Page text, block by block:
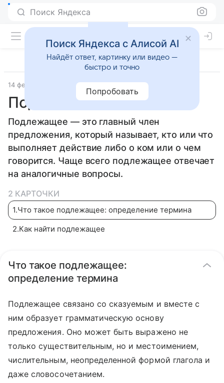
Поиск Яндекса
14 февраля 2026 Дети Mail Русский язык и литература
Подлежащее
Подлежащее — это главный член
предложения, который называет, кто или что
выполняет действие либо о ком или о чем
говорится. Чаще всего подлежащее отвечает
на аналогичные вопросы.
2 КАРТОЧКИ
1.Что такое подлежащее: определение термина
2.Как найти подлежащее
Что такое подлежащее:
определение термина
Подлежащее связано со сказуемым и вместе с
ним образует грамматическую основу
предложения. Оно может быть выражено не
только существительным, но и местоимением,
числительным, неопределенной формой глагола и
даже словосочетанием.
Поиск Яндекса с Алисой AI
Найдёт ответ, картинку или видео —
быстро и точно
Попробовать